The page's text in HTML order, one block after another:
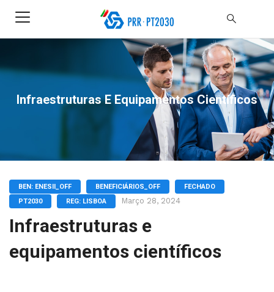
Infraestruturas E Equipamentos Científicos
BEN: ENESII_OFF BENEFICIÁRIOS_OFF
FECHADO
PT2030
REG: LISBOA Março 28, 2024
Infraestruturas e
equipamentos científicos